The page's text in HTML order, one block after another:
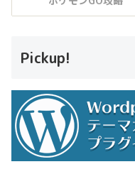
Pickup!